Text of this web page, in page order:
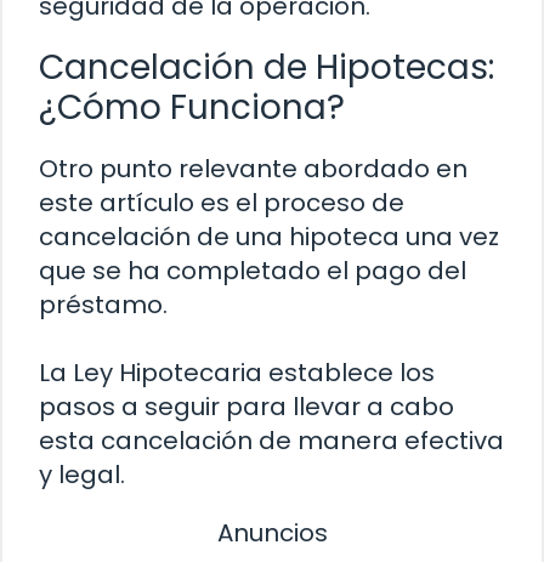
Cancelación de Hipotecas:
¿Cómo Funciona?
Otro punto relevante abordado en
este artículo es el proceso de
cancelación de una hipoteca una vez
que se ha completado el pago del
préstamo.
La Ley Hipotecaria establece los
pasos a seguir para llevar a cabo
esta cancelación de manera efectiva
y legal.
Anuncios